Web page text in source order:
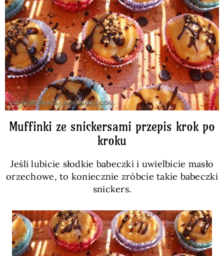
Muffinki ze snickersami przepis krok po
kroku
Jeśli lubicie słodkie babeczki i uwielbicie masło
orzechowe, to koniecznie zróbcie takie babeczki
snickers.